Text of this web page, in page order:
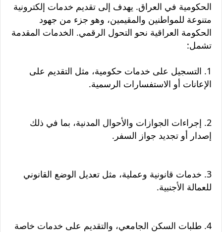
الحكومية في العراق. يهدف إلى تقديم خدمات إلكترونية
متنوعة للمواطنين والمقيمين، وهو جزء من جهود
الحكومة العراقية نحو التحول الرقمي. الخدمات المقدمة
تشمل:
1. التسجيل على خدمات حكومية، مثل التقديم على
الإعانات أو الاستفسارات الرسمية.
2. إجراءات الجوازات والأحوال المدنية، بما في ذلك
إصدار أو تجديد جواز السفر.
3. خدمات قانونية وعملية، مثل تعديل الوضع القانوني
للعمالة الأجنبية.
4. طلبات السكن الجامعي، والتقديم على خدمات خاصة